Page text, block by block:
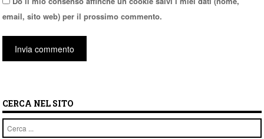
email, sito web) per il prossimo commento.
CERCA NEL SITO
Cerca